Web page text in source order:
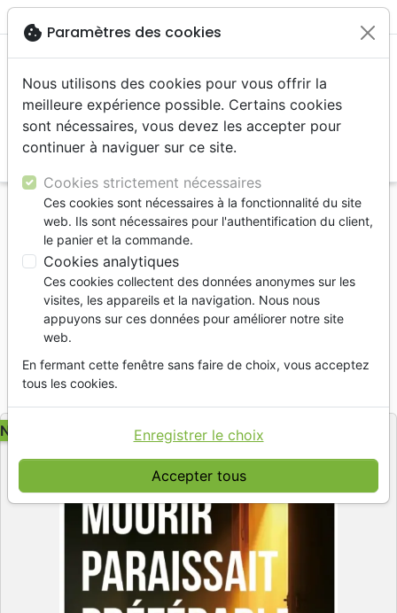
menu
Accueil Livres
Témoignages, biographies
Mourir paraissait préférable - Témoignage d'un
miraculé
Mourir paraissait préférable
Témoignage d'un miraculté
MATHEY LARENT
RéférencePHIL1262 EAN9782911112621
PHILADELPHIE
NOUVEAU
cookie Paramètres des cookies
Nous utilisons des cookies pour vous offrir la
meilleure expérience possible. Certains cookies
sont nécessaires, vous devez les accepter pour
continuer à naviguer sur ce site.
Cookies strictement nécessaires
Ces cookies sont nécessaires à la fonctionnalité du site
web. Ils sont nécessaires pour l'authentification du client,
le panier et la commande.
Cookies analytiques
Ces cookies collectent des données anonymes sur les
visites, les appareils et la navigation. Nous nous
appuyons sur ces données pour améliorer notre site
web.
En fermant cette fenêtre sans faire de choix, vous acceptez
tous les cookies.
Accepter tous
Enregistrer le choix